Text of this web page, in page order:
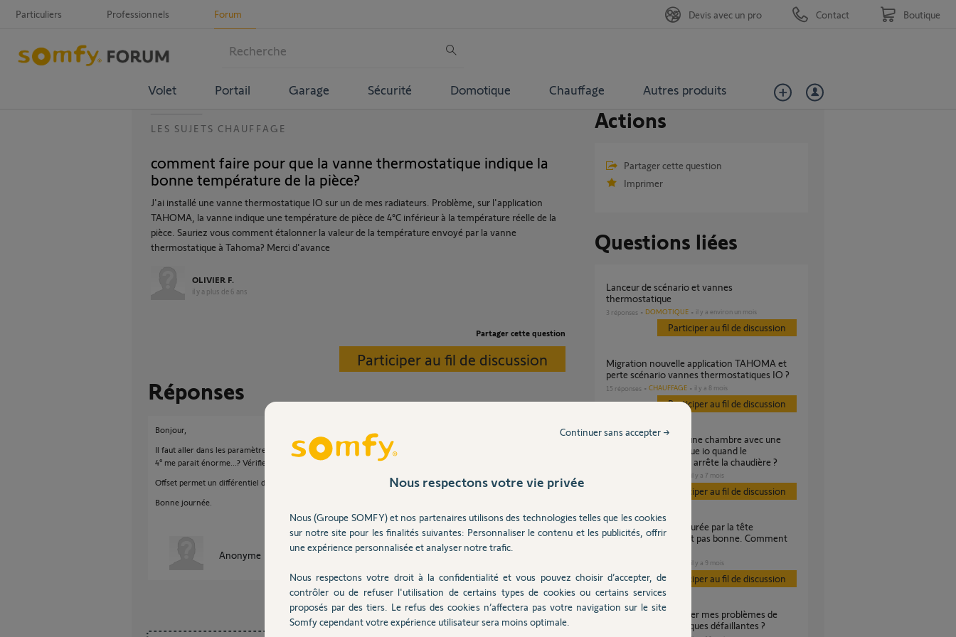
Particuliers Professionnels Forum
Volet Portail Garage Sécurité Domotique Chauffage Autres produits
Devis avec un pro Contact Boutique
LES SUJETS CHAUFFAGE
comment faire pour que la vanne thermostatique indique la
bonne température de la pièce?
J'ai installé une vanne thermostatique IO sur un de mes radiateurs. Problème, sur l'application
TAHOMA, la vanne indique une température de pièce de 4°C inférieur à la température réelle de la
pièce. Sauriez vous comment étalonner la valeur de la température envoyé par la vanne
thermostatique à Tahoma? Merci d'avance
OLIVIER F.
il y a plus de 6 ans
Partager cette question
Participer au fil de discussion
Réponses
Bonjour,
Il faut aller dans les paramètre étalonner la vanne via le curseur Offset.
4° me parait énorme...? Vérifiez cette mesure.
Offset permet un différentiel de tempé maxi de +/-3°.
Bonne journée.
Anonyme il y a plus de 6 ans
Actions
Partager cette question
Imprimer
Questions liées
Lanceur de scénario et vannes
thermostatique
3 réponses DOMOTIQUE il y a environ un mois
Participer au fil de discussion
Migration nouvelle application TAHOMA et
perte scénario vannes thermostatiques IO ?
15 réponses CHAUFFAGE il y a 8 mois
Participer au fil de discussion
Comment chauffer une chambre avec une
vanne thermostatique io quand le
thermostat du salon arrête la chaudière ?
il y a 7 mois
Participer au fil de discussion
La température mesurée par la tête
thermostatique n’est pas bonne. Comment
il y a 9 mois
Participer au fil de discussion
Comment solutionner mes problèmes de
vannes thermostatiques défaillantes ?
Nous respectons votre vie privée
Nous (Groupe SOMFY) et nos partenaires utilisons des technologies telles que les cookies
sur notre site pour les finalités suivantes: Personnaliser le contenu et les publicités, offrir
une expérience personnalisée et analyser notre trafic.
Nous respectons votre droit à la confidentialité et vous pouvez choisir d’accepter, de
contrôler ou de refuser l'utilisation de certains types de cookies ou certains services
proposés par des tiers. Le refus des cookies n’affectera pas votre navigation sur le site
Somfy cependant votre expérience utilisateur sera moins optimale.
Continuer sans accepter →